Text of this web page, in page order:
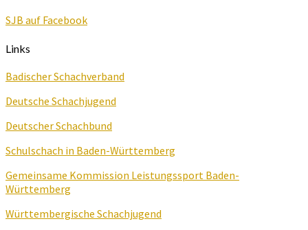
SJB auf Facebook
Links
Badischer Schachverband
Deutsche Schachjugend
Deutscher Schachbund
Schulschach in Baden-Württemberg
Gemeinsame Kommission Leistungssport Baden-
Württemberg
Württembergische Schachjugend